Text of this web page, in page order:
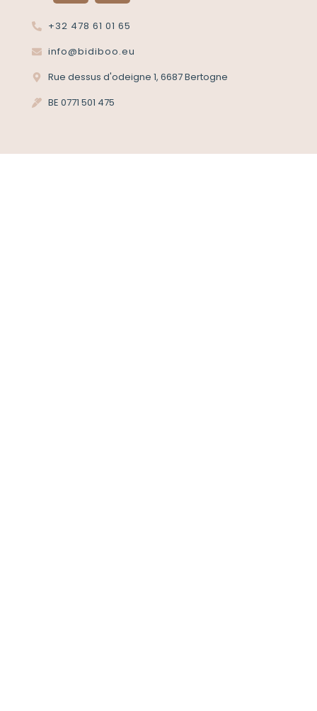
+32 478 61 01 65
info@bidiboo.eu
Rue dessus d'odeigne 1, 6687 Bertogne
BE 0771 501 475